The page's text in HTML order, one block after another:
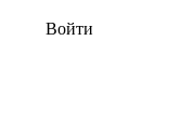
Войти